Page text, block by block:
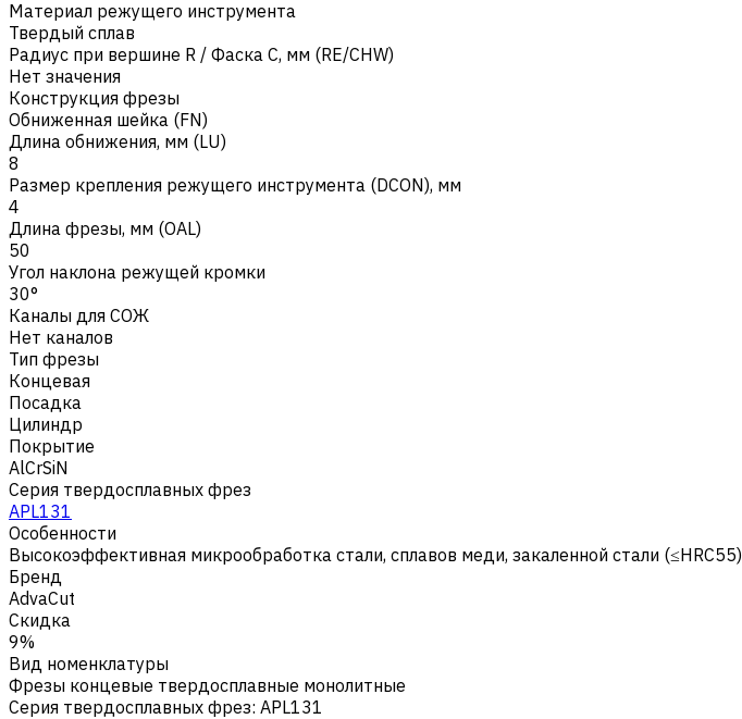
Материал режущего инструмента
Твердый сплав
Радиус при вершине R / Фаска C, мм (RE/CHW)
Нет значения
Конструкция фрезы
Обниженная шейка (FN)
Длина обнижения, мм (LU)
8
Размер крепления режущего инструмента (DCON), мм
4
Длина фрезы, мм (OAL)
50
Угол наклона режущей кромки
30°
Каналы для СОЖ
Нет каналов
Тип фрезы
Концевая
Посадка
Цилиндр
Покрытие
AlCrSiN
Серия твердосплавных фрез
APL131
Особенности
Высокоэффективная микрообработка стали, сплавов меди, закаленной стали (≤HRC55)
Бренд
AdvaCut
Скидка
9%
Вид номенклатуры
Фрезы концевые твердосплавные монолитные
Серия твердосплавных фрез: APL131